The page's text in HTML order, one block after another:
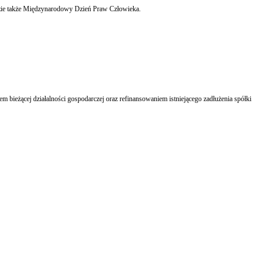
także Międzynarodowy Dzień Praw Człowieka.